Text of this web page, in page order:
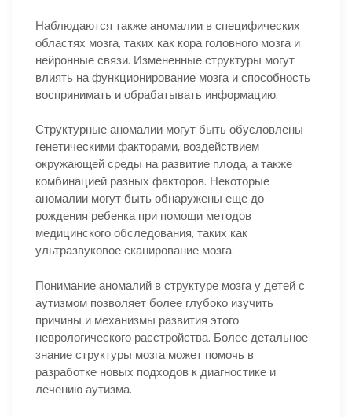
Наблюдаются также аномалии в специфических
областях мозга, таких как кора головного мозга и
нейронные связи. Измененные структуры могут
влиять на функционирование мозга и способность
воспринимать и обрабатывать информацию.
Структурные аномалии могут быть обусловлены
генетическими факторами, воздействием
окружающей среды на развитие плода, а также
комбинацией разных факторов. Некоторые
аномалии могут быть обнаружены еще до
рождения ребенка при помощи методов
медицинского обследования, таких как
ультразвуковое сканирование мозга.
Понимание аномалий в структуре мозга у детей с
аутизмом позволяет более глубоко изучить
причины и механизмы развития этого
неврологического расстройства. Более детальное
знание структуры мозга может помочь в
разработке новых подходов к диагностике и
лечению аутизма.